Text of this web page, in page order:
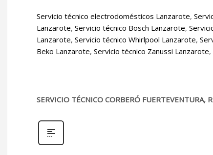
Servicio técnico electrodomésticos Lanzarote,
Lanzarote, Servicio técnico Bosch Lanzarote,
Lanzarote, Servicio técnico Whirlpool Lanzarote,
Beko Lanzarote, Servicio técnico Zanussi Lanzarote,
SERVICIO TÉCNICO CORBERÓ FUERTEVENTURA,